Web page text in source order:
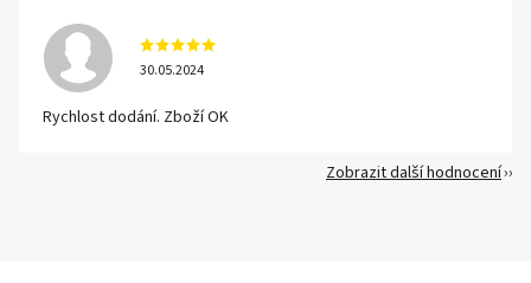
30.05.2024
Rychlost dodání. Zboží OK
Zobrazit další hodnocení